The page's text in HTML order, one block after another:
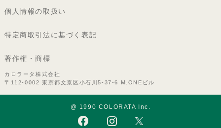
個人情報の取扱い
特定商取引法に基づく表記
著作権・商標
カロラータ株式会社
〒112-0002 東京都文京区小石川5-37-6 M.ONEビル
@ 1990 COLORATA Inc.